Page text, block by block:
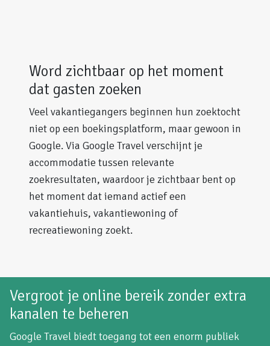
Word zichtbaar op het moment
dat gasten zoeken
Veel vakantiegangers beginnen hun zoektocht
niet op een boekingsplatform, maar gewoon in
Google. Via Google Travel verschijnt je
accommodatie tussen relevante
zoekresultaten, waardoor je zichtbaar bent op
het moment dat iemand actief een
vakantiehuis, vakantiewoning of
recreatiewoning zoekt.
Vergroot je online bereik zonder extra
kanalen te beheren
Google Travel biedt toegang tot een enorm publiek